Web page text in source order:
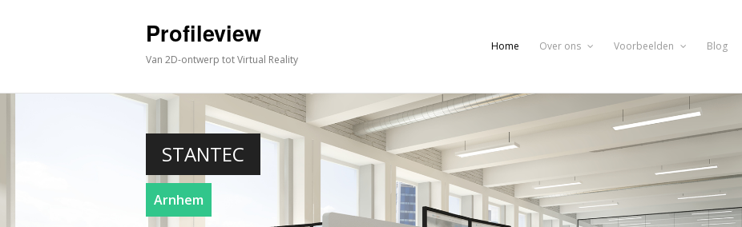
Profileview
Van 2D-ontwerp tot Virtual Reality
Home Over ons Voorbeelden Blog
STANTEC
Arnhem